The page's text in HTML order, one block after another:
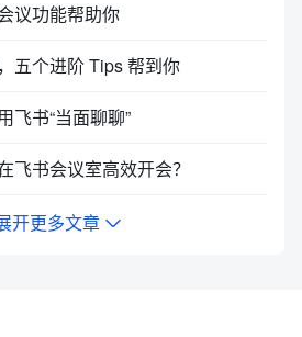
议功能帮助你
五个进阶 Tips 帮到你
飞书“当面聊聊”
飞书会议室高效开会？
开更多文章